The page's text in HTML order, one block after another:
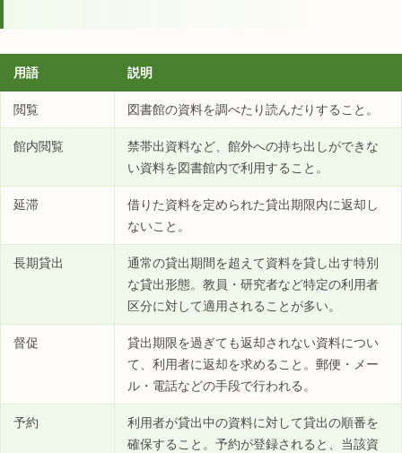
用語 説明
閲覧 図書館の資料を調べたり読んだりすること。
館内閲覧
禁帯出資料など、館外への持ち出しができな
い資料を図書館内で利用すること。
延滞
借りた資料を定められた貸出期限内に返却し
ないこと。
長期貸出
通常の貸出期間を超えて資料を貸し出す特別
な貸出形態。教員・研究者など特定の利用者
区分に対して適用されることが多い。
督促
貸出期限を過ぎても返却されない資料につい
て、利用者に返却を求めること。郵便・メー
ル・電話などの手段で行われる。
予約
利用者が貸出中の資料に対して貸出の順番を
確保すること。予約が登録されると、当該資